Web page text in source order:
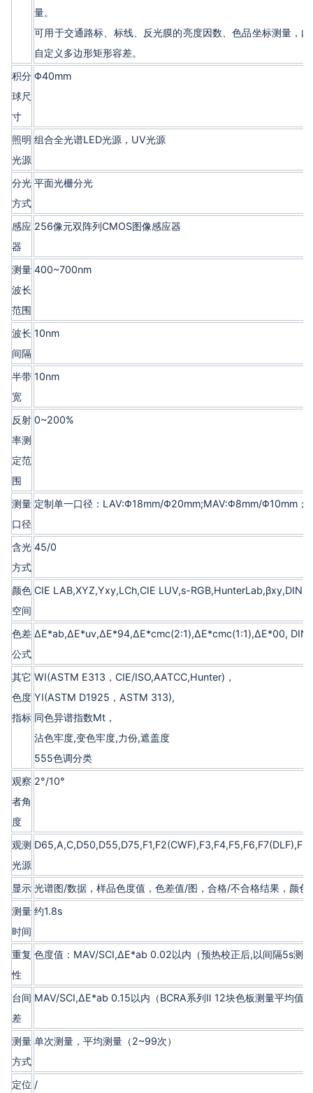
量。
可用于交通路标、标线、反光膜的亮度因数、色品坐标测量，
自定义多边形矩形容差。
积分
球尺
寸
Φ40mm
照明
光源
组合全光谱LED光源，UV光源
分光
方式
平面光栅分光
感应
器
256像元双阵列CMOS图像感应器
测量
波长
范围
400~700nm
波长
间隔
10nm
半带
宽
10nm
反射
率测
定范
围
0~200%
测量
口径
定制单一口径：LAV:Φ18mm/Φ20mm;MAV:Φ8mm/Φ10mm
含光
方式
45/0
颜色
空间
CIE LAB,XYZ,Yxy,LCh,CIE LUV,s-RGB,HunterLab,βxy,DIN
色差
公式
ΔE*ab,ΔE*uv,ΔE*94,ΔE*cmc(2:1),ΔE*cmc(1:1),ΔE*00,
其它
色度
指标
WI(ASTM E313，CIE/ISO,AATCC,Hunter)，
YI(ASTM D1925，ASTM 313),
同色异谱指数Mt，
沾色牢度,变色牢度,力份,遮盖度
555色调分类
观察
者角
度
2°/10°
观测
光源
显示 光谱图/数据，样品色度值，色差值/图，合格/不合格结果，颜色
测量
时间
约1.8s
重复
性
色度值：MAV/SCI,ΔE*ab 0.02以内（预热校正后,以间隔5s测
台间
差
MAV/SCI,ΔE*ab 0.15以内（BCRA系列Ⅱ 12块色板测量平均值
测量
方式
单次测量，平均测量（2~99次）
定位 /